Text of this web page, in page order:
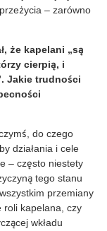
– zarówno
że kapelani „są
cierpią, i
Jakie trudności
do czego
działania i cele
– często niestety
tego stanu
przemiany
roli kapelana, czy
wkładu